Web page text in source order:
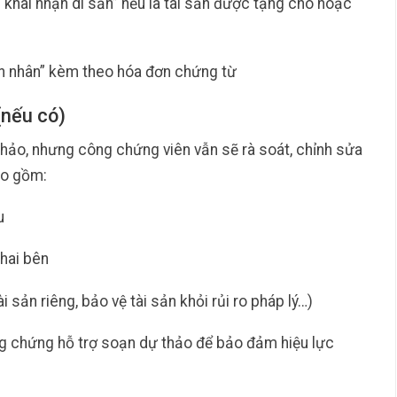
khai nhận di sản” nếu là tài sản được tặng cho hoặc
nhân” kèm theo hóa đơn chứng từ
có)
nhưng công chứng viên vẫn sẽ rà soát, chỉnh sửa
gồm:
bên
sản riêng, bảo vệ tài sản khỏi rủi ro pháp lý…)
chứng hỗ trợ soạn dự thảo để bảo đảm hiệu lực